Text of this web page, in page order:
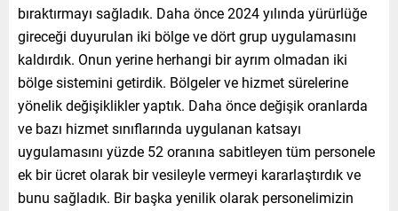
bıraktırmayı sağladık. Daha önce 2024 yılında yürürlüğe
gireceği duyurulan iki bölge ve dört grup uygulamasını
kaldırdık. Onun yerine herhangi bir ayrım olmadan iki
bölge sistemini getirdik. Bölgeler ve hizmet sürelerine
yönelik değişiklikler yaptık. Daha önce değişik oranlarda
ve bazı hizmet sınıflarında uygulanan katsayı
uygulamasını yüzde 52 oranına sabitleyen tüm personele
ek bir ücret olarak bir vesileyle vermeyi kararlaştırdık ve
bunu sağladık. Bir başka yenilik olarak personelimizin